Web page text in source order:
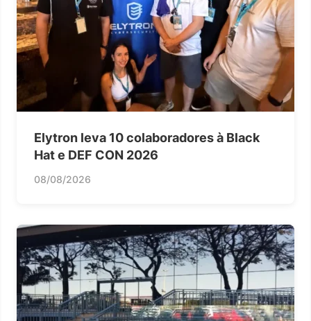
Elytron leva 10 colaboradores à Black
Hat e DEF CON 2026
08/08/2026